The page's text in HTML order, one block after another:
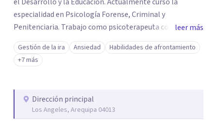
especialidad en Psicología Forense, Criminal y
Penitenciaria. Trabajo como psicoterapeuta con niños,
adolescentes, adultos y parejas, brindando atención
presencial y online. Mi enfoque principal es la Terapia
Cognitivo-Conductual (TCC), basada en evidencia
cada persona y familia. También realizo terapia de pareja.
Acompaño procesos de ansiedad, depresión, TCA, baja
autoestima, dependencia emocional, estrés, problemas
leer más
Gestión de la ira Ansiedad
Habilidades de afrontamiento
+7 más
Dirección principal
Los Angeles, Arequipa 04013